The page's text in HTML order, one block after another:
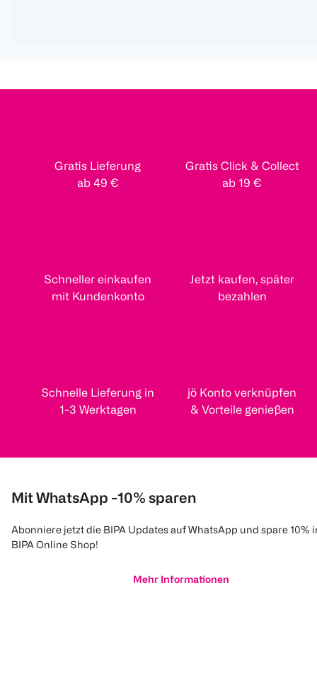
Gratis Lieferung
ab 49 €
Gratis Click & Collect
ab 19 €
Schneller einkaufen
mit Kundenkonto
Jetzt kaufen, später
bezahlen
Schnelle Lieferung in
1-3 Werktagen
jö Konto verknüpfen
& Vorteile genießen
Mit WhatsApp -10% sparen
Abonniere jetzt die BIPA Updates auf WhatsApp und spare 10%
BIPA Online Shop!
Mehr Informationen